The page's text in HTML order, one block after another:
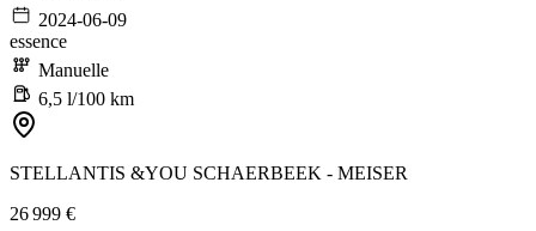
2024-06-09
essence
Manuelle
6,5 l/100 km
STELLANTIS &YOU SCHAERBEEK - MEISER
26 999 €